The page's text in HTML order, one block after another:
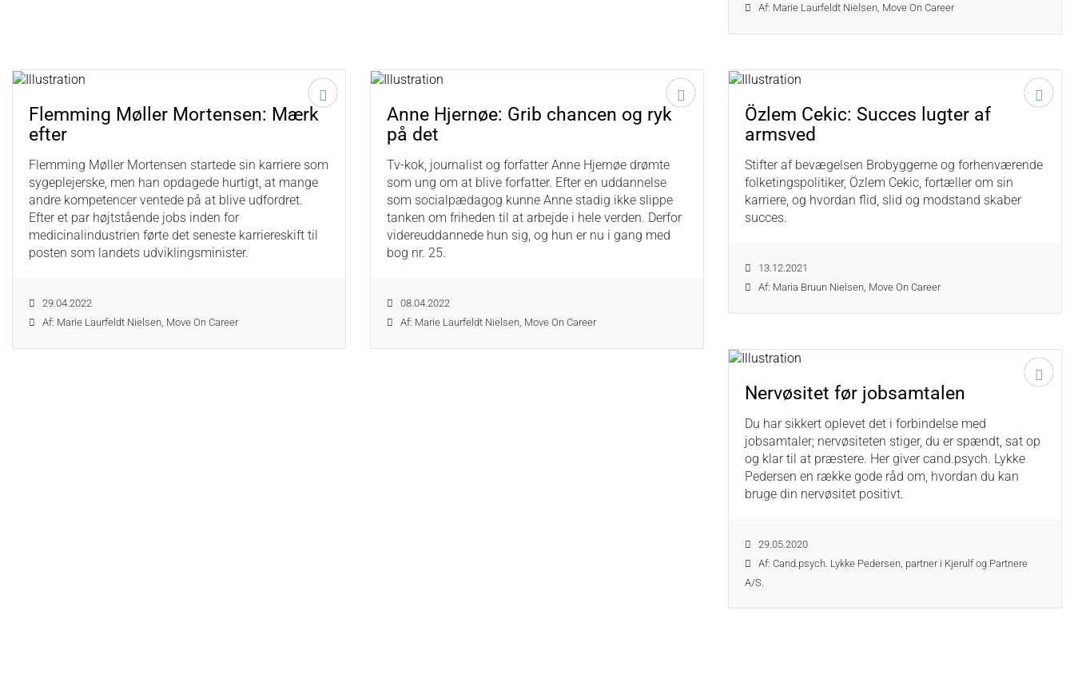
Af: Marie Laurfeldt Nielsen, Move On Career
Flemming Møller Mortensen: Mærk
efter
Flemming Møller Mortensen startede sin karriere som
sygeplejerske, men han opdagede hurtigt, at mange
andre kompetencer ventede på at blive udfordret.
Efter et par højtstående jobs inden for
medicinalindustrien førte det seneste karriereskift til
posten som landets udviklingsminister.
29.04.2022
Af: Marie Laurfeldt Nielsen, Move On Career
Anne Hjernøe: Grib chancen og ryk
på det
Tv-kok, journalist og forfatter Anne Hjernøe drømte
som ung om at blive forfatter. Efter en uddannelse
som socialpædagog kunne Anne stadig ikke slippe
tanken om friheden til at arbejde i hele verden. Derfor
videreuddannede hun sig, og hun er nu i gang med
bog nr. 25.
08.04.2022
Af: Marie Laurfeldt Nielsen, Move On Career
Özlem Cekic: Succes lugter af
armsved
Stifter af bevægelsen Brobyggerne og forhenværende
folketingspolitiker, Özlem Cekic, fortæller om sin
karriere, og hvordan flid, slid og modstand skaber
succes.
13.12.2021
Af: Maria Bruun Nielsen, Move On Career
Nervøsitet før jobsamtalen
Du har sikkert oplevet det i forbindelse med
jobsamtaler; nervøsiteten stiger, du er spændt, sat op
og klar til at præstere. Her giver cand.psych. Lykke
Pedersen en række gode råd om, hvordan du kan
bruge din nervøsitet positivt.
29.05.2020
Af: Cand.psych. Lykke Pedersen, partner i Kjerulf og Partnere
A/S.